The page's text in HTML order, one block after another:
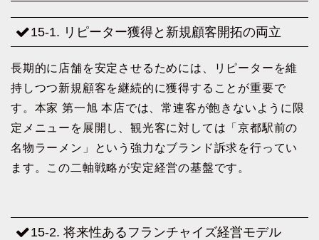
15-1. リピーター獲得と新規顧客開拓の両立
長期的に店舗を安定させるためには、リピーターを維
持しつつ新規顧客を継続的に獲得することが重要で
す。本家 第一旭 本店では、常連客が飽きないように限
定メニューを展開し、観光客に対しては「京都駅前の
名物ラーメン」という強力なブランド訴求を行ってい
ます。この二軸戦略が安定経営の基盤です。
15-2. 将来性あるフランチャイズ経営モデル